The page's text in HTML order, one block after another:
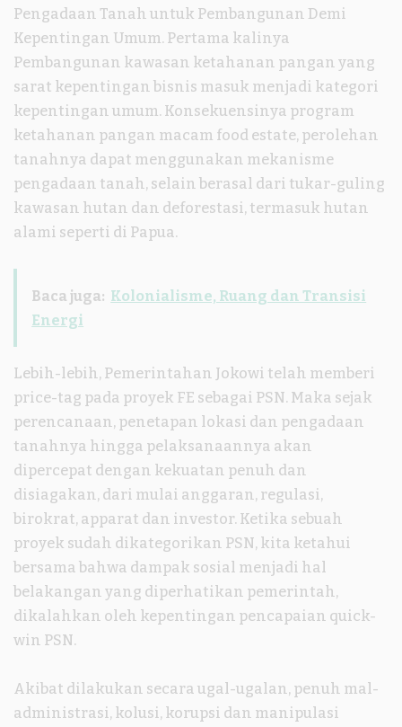
Pengadaan Tanah untuk Pembangunan Demi
Kepentingan Umum. Pertama kalinya
Pembangunan kawasan ketahanan pangan yang
sarat kepentingan bisnis masuk menjadi kategori
kepentingan umum. Konsekuensinya program
ketahanan pangan macam food estate, perolehan
tanahnya dapat menggunakan mekanisme
pengadaan tanah, selain berasal dari tukar-guling
kawasan hutan dan deforestasi, termasuk hutan
alami seperti di Papua.
Baca juga: Kolonialisme, Ruang dan Transisi
Energi
Lebih-lebih, Pemerintahan Jokowi telah memberi
price-tag pada proyek FE sebagai PSN. Maka sejak
perencanaan, penetapan lokasi dan pengadaan
tanahnya hingga pelaksanaannya akan
dipercepat dengan kekuatan penuh dan
disiagakan, dari mulai anggaran, regulasi,
birokrat, apparat dan investor. Ketika sebuah
proyek sudah dikategorikan PSN, kita ketahui
bersama bahwa dampak sosial menjadi hal
belakangan yang diperhatikan pemerintah,
dikalahkan oleh kepentingan pencapaian quick-
win PSN.
Akibat dilakukan secara ugal-ugalan, penuh mal-
administrasi, kolusi, korupsi dan manipulasi